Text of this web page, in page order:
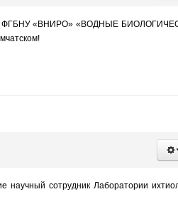
РФ ФГБНУ «ВНИРО» «ВОДНЫЕ
сотрудник Лаборатории